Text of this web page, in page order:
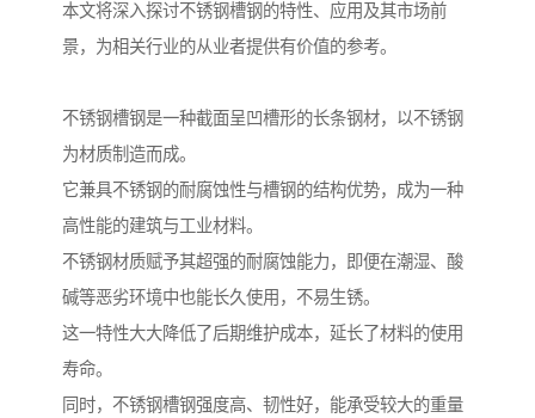
本文将深入探讨不锈钢槽钢的特性、应用及其市场前
景，为相关行业的从业者提供有价值的参考。
不锈钢槽钢是一种截面呈凹槽形的长条钢材，以不锈钢
为材质制造而成。
它兼具不锈钢的耐腐蚀性与槽钢的结构优势，成为一种
高性能的建筑与工业材料。
不锈钢材质赋予其超强的耐腐蚀能力，即便在潮湿、酸
碱等恶劣环境中也能长久使用，不易生锈。
这一特性大大降低了后期维护成本，延长了材料的使用
寿命。
同时，不锈钢槽钢强度高、韧性好，能承受较大的重量